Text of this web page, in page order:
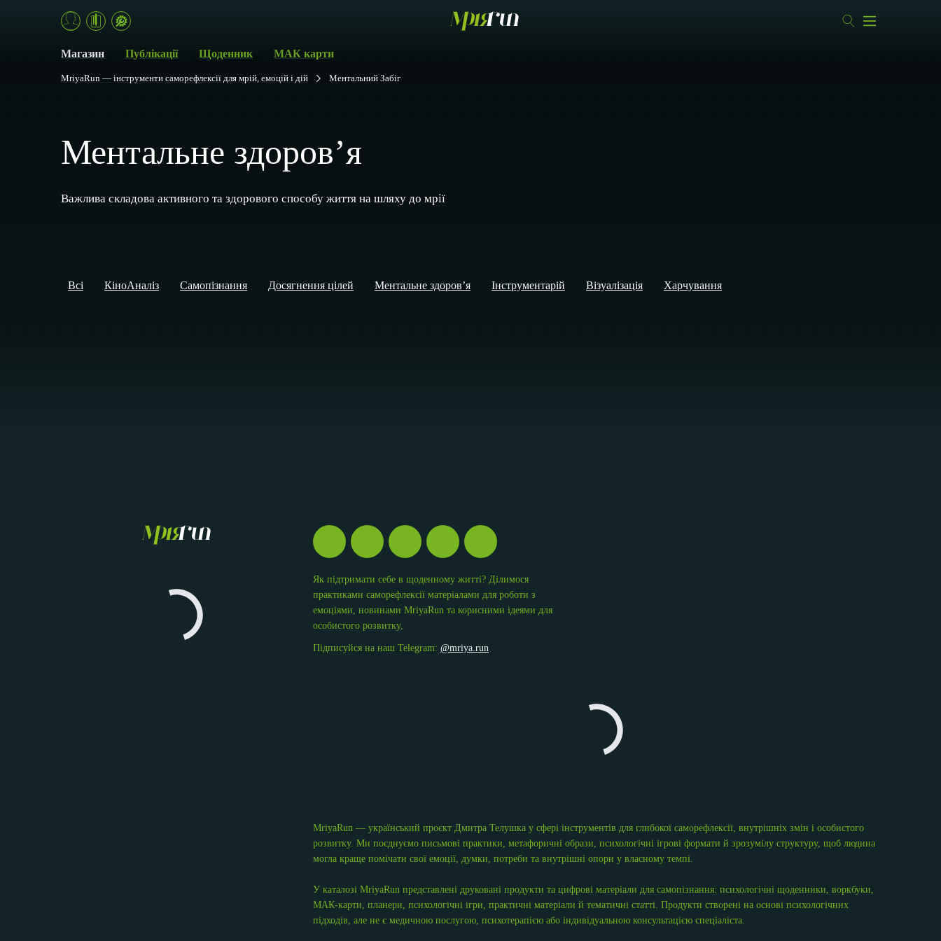
Ментальне здоров’я
Важлива складова активного та здорового способу життя на шляху до мрії
Всі КіноАналіз Самопізнання Досягнення цілей Ментальне здоров’я Інструментарій Візуалізація Харчування
Магазин Публікації Щоденник МАК карти
MriyaRun — інструменти саморефлексії для мрій, емоцій і дій Ментальний Забіг
Як підтримати себе в щоденному житті? Ділимося
практиками саморефлексії матеріалами для роботи з
емоціями, новинами MriyaRun та корисними ідеями для
особистого розвитку,
Підписуйся на наш Telegram: @mriya.run
MriyaRun — український проєкт Дмитра Телушка у сфері інструментів для глибокої саморефлексії, внутрішніх змін і особистого
розвитку. Ми поєднуємо письмові практики, метафоричні образи, психологічні ігрові формати й зрозумілу структуру, щоб людина
могла краще помічати свої емоції, думки, потреби та внутрішні опори у власному темпі.
У каталозі MriyaRun представлені друковані продукти та цифрові матеріали для самопізнання: психологічні щоденники, воркбуки,
МАК-карти, планери, психологічні ігри, практичні матеріали й тематичні статті. Продукти створені на основі психологічних
підходів, але не є медичною послугою, психотерапією або індивідуальною консультацією спеціаліста.